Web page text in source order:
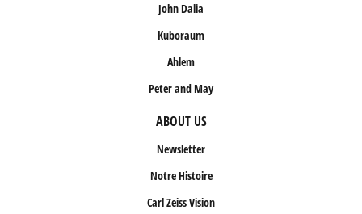
John Dalia
Kuboraum
Ahlem
Peter and May
ABOUT US
Newsletter
Notre Histoire
Carl Zeiss Vision